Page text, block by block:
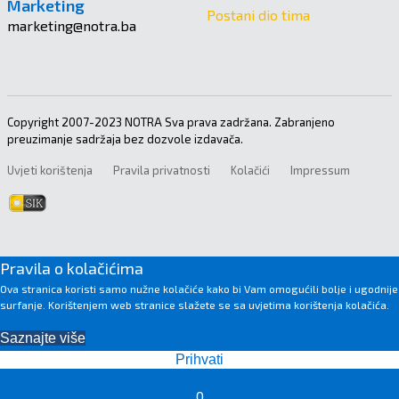
Marketing
marketing@notra.ba
Postani dio tima
Copyright 2007-2023 NOTRA Sva prava zadržana. Zabranjeno
preuzimanje sadržaja bez dozvole izdavača.
Uvjeti korištenja Pravila privatnosti Kolačići Impressum
Pravila o kolačićima
Ova stranica koristi samo nužne kolačiće kako bi Vam omogućili bolje i ugodnije
surfanje. Korištenjem web stranice slažete se sa uvjetima korištenja kolačića.
Saznajte više
Prihvati